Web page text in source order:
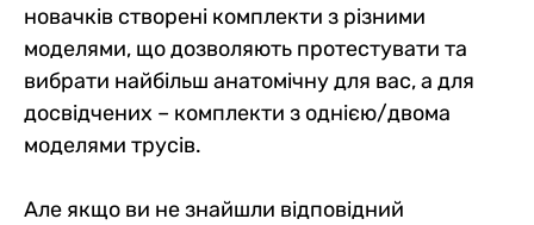
новачків створені комплекти з різними
моделями, що дозволяють протестувати та
вибрати найбільш анатомічну для вас, а для
досвідчених – комплекти з однією/двома
моделями трусів.
Але якщо ви не знайшли відповідний